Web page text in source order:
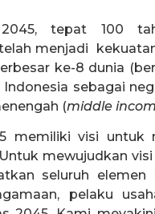
tepat 100
menjadi
ke-8 dunia
sebagai
(middle
memiliki visi untuk
mewujudkan
seluruh
pelaku